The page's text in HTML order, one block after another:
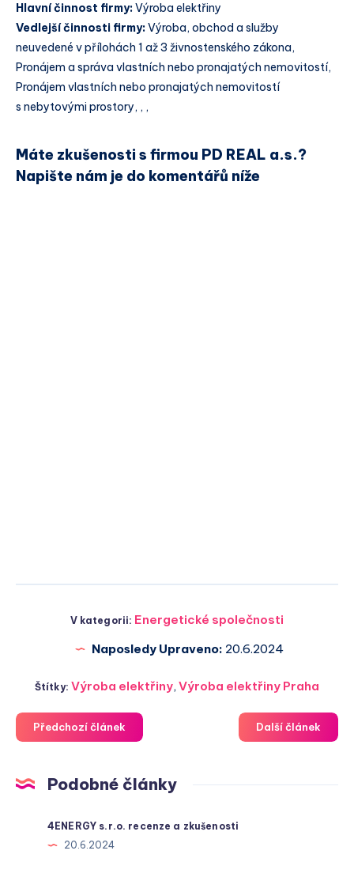
Hlavní činnost firmy:Výroba elektřiny
Vedlejší činnosti firmy:Výroba, obchod a služby
neuvedené v přílohách 1 až 3 živnostenského zákona,
Pronájem a správa vlastních nebo pronajatých nemovitostí,
Pronájem vlastních nebo pronajatých nemovitostí
s nebytovými prostory, , ,
Máte zkušenosti s firmou PD REAL a.s.?
Napište nám je do komentářů níže
V kategorii: Energetické společnosti
Naposledy Upraveno: 20.6.2024
Štítky:Výroba elektřiny,Výroba elektřiny Praha
Předchozí článek Další článek
Podobné články
4ENERGY s.r.o. recenze a zkušenosti
20.6.2024